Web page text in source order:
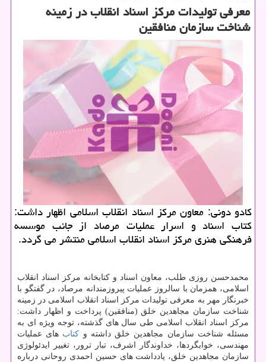
معرفی تولیدات مركز اسناد انقلاب در زمینه
شناخت سازمان منافقین
كادو دونی: معاون مركز اسناد انقلاب اسلامی اظهار داشت:
كتاب اسناد و اسرار عملیات مرصاد از جانب موسسه
فرهنگی هنری مركز اسناد انقلاب اسلامی منتشر می گردد.
محمدحسن روزی طلب، معاون اسناد و كتابخانه مركز اسناد انقلاب
اسلامی، همزمان با سالروز عملیات پیروزمندانه مرصاد، در گفتگو با
خبرنگار مهر به معرفی تولیدات مركز اسناد انقلاب اسلامی در زمینه
شناخت سازمان مجاهدین خلق (منافقین) پرداخت و اظهار داشت:
مركز اسناد انقلاب اسلامی طی سال های گذشته، توجه ویژه ای به
مسئله شناخت سازمان مجاهدین خلق داشته و كتاب های عملیات
مهندسی، خوابگردها، خداوندگار اشرف، تبار ترور، تغییر ایدئولوژی
سازمان مجاهدین خلق، یادداشت های حسین احمدی روحانی درباره